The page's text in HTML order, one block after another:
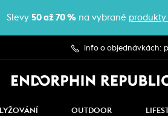
Slevy 50 až 70 % na vybrané produkty
info o objednávkách:
LYŽOVÁNÍ OUTDOOR